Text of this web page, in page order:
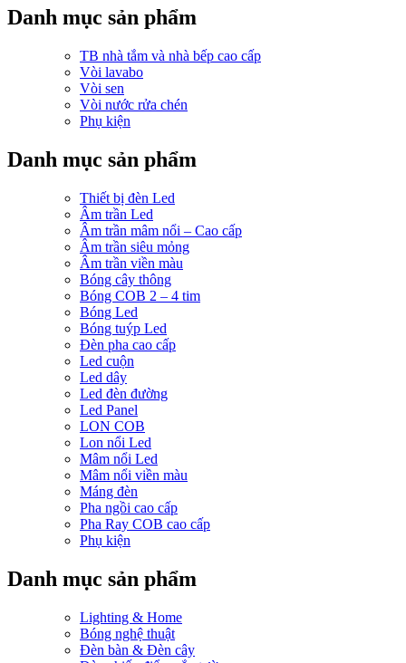
Danh mục sản phẩm
TB nhà tắm và nhà bếp cao cấp
Vòi lavabo
Vòi sen
Vòi nước rửa chén
Phụ kiện
Danh mục sản phẩm
Thiết bị đèn Led
Âm trần Led
Âm trần mâm nổi – Cao cấp
Âm trần siêu mỏng
Âm trần viền màu
Bóng cây thông
Bóng COB 2 – 4 tim
Bóng Led
Bóng tuýp Led
Đèn pha cao cấp
Led cuộn
Led dây
Led đèn đường
Led Panel
LON COB
Lon nổi Led
Mâm nổi Led
Mâm nổi viền màu
Máng đèn
Pha ngồi cao cấp
Pha Ray COB cao cấp
Phụ kiện
Danh mục sản phẩm
Lighting & Home
Bóng nghệ thuật
Đèn bàn & Đèn cây